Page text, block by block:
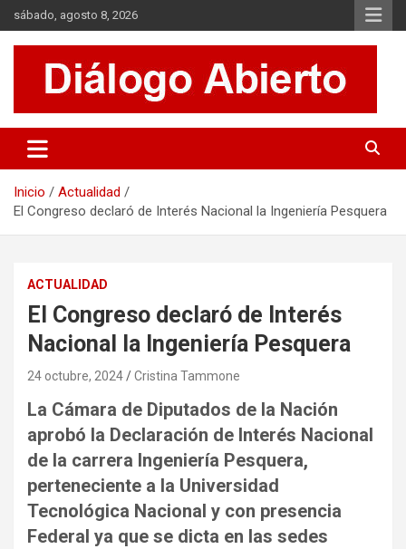
Saltar
al
contenido
sábado, agosto 8, 2026
Diálogo Abierto
Se tratan diversos temas de actualidad buscando hacer un
aporte a la sociedad, brindando información relevante de lo que
Inicio
Actualidad
El Congreso declaró de Interés Nacional la Ingeniería Pesquera
ACTUALIDAD
El Congreso declaró de Interés
Nacional la Ingeniería Pesquera
24 octubre, 2024 Cristina Tammone
La Cámara de Diputados de la Nación
aprobó la Declaración de Interés Nacional
de la carrera Ingeniería Pesquera,
perteneciente a la Universidad
Tecnológica Nacional y con presencia
Federal ya que se dicta en las sedes